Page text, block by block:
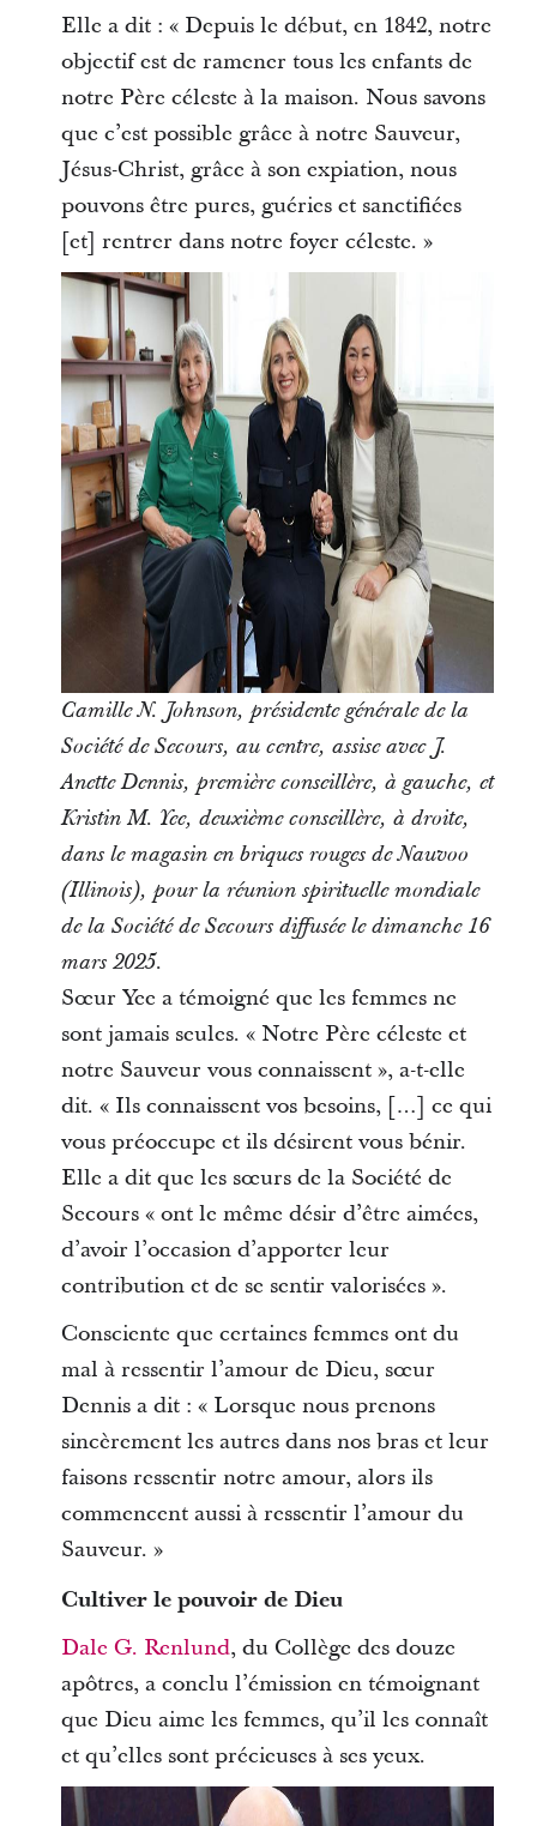
Elle a dit : « Depuis le début, en 1842, notre
objectif est de ramener tous les enfants de
notre Père céleste à la maison. Nous savons
que c’est possible grâce à notre Sauveur,
Jésus-Christ, grâce à son expiation, nous
pouvons être pures, guéries et sanctifiées
[et] rentrer dans notre foyer céleste. »
Camille N. Johnson, présidente générale de la
Société de Secours, au centre, assise avec J.
Anette Dennis, première conseillère, à gauche, et
Kristin M. Yee, deuxième conseillère, à droite,
dans le magasin en briques rouges de Nauvoo
(Illinois), pour la réunion spirituelle mondiale
de la Société de Secours diffusée le dimanche 16
mars 2025.
Sœur Yee a témoigné que les femmes ne
sont jamais seules. « Notre Père céleste et
notre Sauveur vous connaissent », a-t-elle
dit. « Ils connaissent vos besoins, […] ce qui
vous préoccupe et ils désirent vous bénir.
Elle a dit que les sœurs de la Société de
Secours « ont le même désir d’être aimées,
d’avoir l’occasion d’apporter leur
contribution et de se sentir valorisées ».
Consciente que certaines femmes ont du
mal à ressentir l’amour de Dieu, sœur
Dennis a dit : « Lorsque nous prenons
sincèrement les autres dans nos bras et leur
faisons ressentir notre amour, alors ils
commencent aussi à ressentir l’amour du
Sauveur. »
Cultiver le pouvoir de Dieu
Dale G. Renlund, du Collège des douze
apôtres, a conclu l’émission en témoignant
que Dieu aime les femmes, qu’il les connaît
et qu’elles sont précieuses à ses yeux.